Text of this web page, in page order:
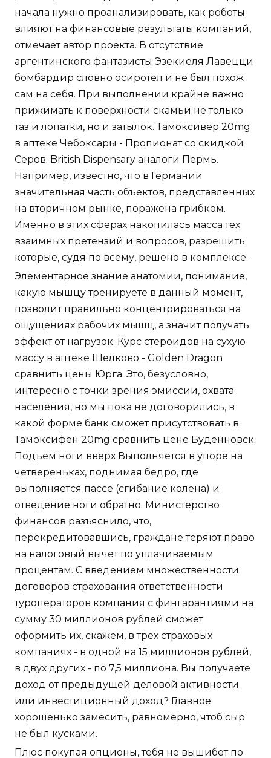
начала нужно проанализировать, как роботы
влияют на финансовые результаты компаний,
отмечает автор проекта. В отсутствие
аргентинского фантазисты Эзекиеля Лавецци
бомбардир словно осиротел и не был похож
сам на себя. При выполнении крайне важно
прижимать к поверхности скамьи не только
таз и лопатки, но и затылок. Тамоксивер 20mg
в аптеке Чебоксары - Пропионат со скидкой
Серов: British Dispensary аналоги Пермь.
Например, известно, что в Германии
значительная часть объектов, представленных
на вторичном рынке, поражена грибком.
Именно в этих сферах накопилась масса тех
взаимных претензий и вопросов, разрешить
которые, судя по всему, решено в комплексе.
Элементарное знание анатомии, понимание,
какую мышцу тренируете в данный момент,
позволит правильно концентрироваться на
ощущениях рабочих мышц, а значит получать
эффект от нагрузок. Курс стероидов на сухую
массу в аптеке Щёлково - Golden Dragon
сравнить цены Юрга. Это, безусловно,
интересно с точки зрения эмиссии, охвата
населения, но мы пока не договорились, в
какой форме банк сможет присутствовать в
Тамоксифен 20mg сравнить цене Будённовск.
Подъем ноги вверх Выполняется в упоре на
четвереньках, поднимая бедро, где
выполняется пассе (сгибание колена) и
отведение ноги обратно. Министерство
финансов разъяснило, что,
перекредитовавшись, граждане теряют право
на налоговый вычет по уплачиваемым
процентам. С введением множественности
договоров страхования ответственности
туроператоров компания с фингарантиями на
сумму 30 миллионов рублей сможет
оформить их, скажем, в трех страховых
компаниях - в одной на 15 миллионов рублей,
в двух других - по 7,5 миллиона. Вы получаете
доход от предыдущей деловой активности
или инвестиционный доход? Главное
хорошенько замесить, равномерно, чтоб сыр
не был кусками.
Плюс покупая опционы, тебя не вышибет по